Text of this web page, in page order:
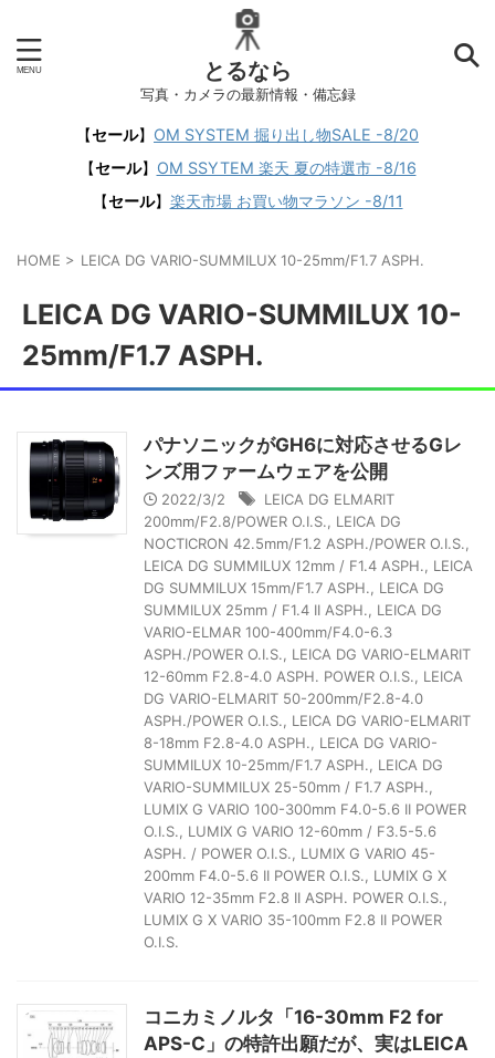
とるなら
写真・カメラの最新情報・備忘録
【セール】 OM SYSTEM 掘り出し物SALE -8/20
【セール】 OM SSYTEM 楽天 夏の特選市 -8/16
【セール】 楽天市場 お買い物マラソン -8/11
HOME > LEICA DG VARIO-SUMMILUX 10-25mm/F1.7 ASPH.
LEICA DG VARIO-SUMMILUX 10-
25mm/F1.7 ASPH.
パナソニックがGH6に対応させるGレ
ンズ用ファームウェアを公開
2022/3/2
LEICA DG ELMARIT
200mm/F2.8/POWER O.I.S.
LEICA DG
NOCTICRON 42.5mm/F1.2 ASPH./POWER O.I.S.
LEICA DG SUMMILUX 12mm / F1.4 ASPH.
LEICA
DG SUMMILUX 15mm/F1.7 ASPH.
LEICA DG
SUMMILUX 25mm / F1.4 II ASPH.
LEICA DG
VARIO-ELMAR 100-400mm/F4.0-6.3
ASPH./POWER O.I.S.
LEICA DG VARIO-ELMARIT
12-60mm F2.8-4.0 ASPH. POWER O.I.S.
LEICA
DG VARIO-ELMARIT 50-200mm/F2.8-4.0
ASPH./POWER O.I.S.
LEICA DG VARIO-ELMARIT
8-18mm F2.8-4.0 ASPH.
LEICA DG VARIO-
SUMMILUX 10-25mm/F1.7 ASPH.
LEICA DG
VARIO-SUMMILUX 25-50mm / F1.7 ASPH.
LUMIX G VARIO 100-300mm F4.0-5.6 II POWER
O.I.S.
LUMIX G VARIO 12-60mm / F3.5-5.6
ASPH. / POWER O.I.S.
LUMIX G VARIO 45-
200mm F4.0-5.6 II POWER O.I.S.
LUMIX G X
VARIO 12-35mm F2.8 II ASPH. POWER O.I.S.
LUMIX G X VARIO 35-100mm F2.8 II POWER
O.I.S.
コニカミノルタ「16-30mm F2 for
APS-C」の特許出願だが、実はLEICA